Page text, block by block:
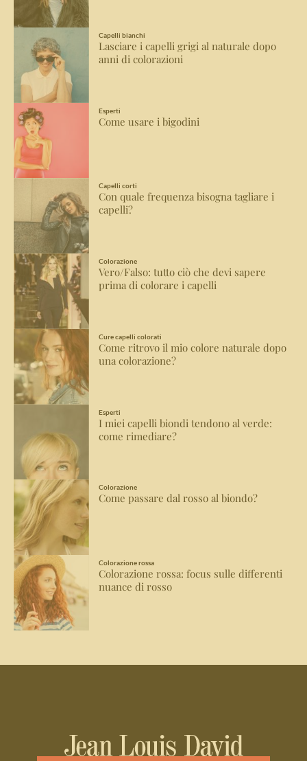
Capelli bianchi
Lasciare i capelli grigi al naturale dopo
anni di colorazioni
Esperti
Come usare i bigodini
Capelli corti
Con quale frequenza bisogna tagliare i
capelli?
Colorazione
Vero/Falso: tutto ciò che devi sapere
prima di colorare i capelli
Cure capelli colorati
Come ritrovo il mio colore naturale dopo
una colorazione?
Esperti
I miei capelli biondi tendono al verde:
come rimediare?
Colorazione
Come passare dal rosso al biondo?
Colorazione rossa
Colorazione rossa: focus sulle differenti
nuance di rosso